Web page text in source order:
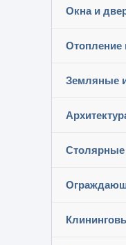
Окна и
Отопление
Земляные